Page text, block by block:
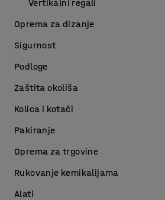
Vertikalni regali
Oprema za dizanje
Sigurnost
Podloge
Zaštita okoliša
Kolica i kotači
Pakiranje
Oprema za trgovine
Rukovanje kemikalijama
Alati